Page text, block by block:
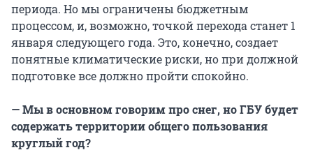
периода. Но мы ограничены бюджетным
процессом, и, возможно, точкой перехода станет 1
января следующего года. Это, конечно, создает
понятные климатические риски, но при должной
подготовке все должно пройти спокойно.
— Мы в основном говорим про снег, но ГБУ будет
содержать территории общего пользования
круглый год?